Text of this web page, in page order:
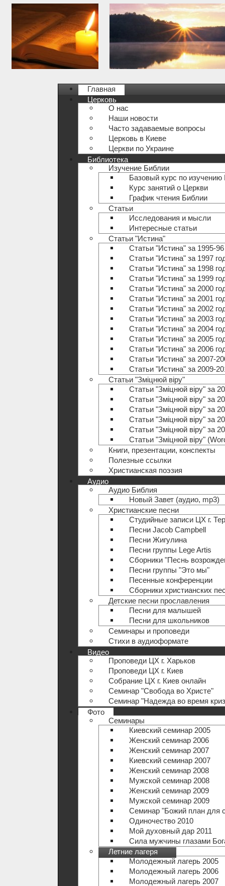
Главная
Церковь
О нас
Наши новости
Часто задаваемые вопросы
Церковь в Киеве
Церкви по Украине
Библиотека
Изучение Библии
Базовый курс по изучению
Курс занятий о Церкви
График чтения Библии
Статьи
Исследования и мысли
Интересные статьи
Статьи "Истина"
Статьи "Истина" за 1995-
Статьи "Истина" за 1997
Статьи "Истина" за 1998
Статьи "Истина" за 1999
Статьи "Истина" за 2000
Статьи "Истина" за 2001
Статьи "Истина" за 2002
Статьи "Истина" за 2003
Статьи "Истина" за 2004
Статьи "Истина" за 2005
Статьи "Истина" за 2006
Статьи "Истина" за 2007-
Статьи "Истина" за 2009-
Статьи "Зміцнюй віру"
Статьи "Зміцнюй віру" за
Статьи "Зміцнюй віру" за
Статьи "Зміцнюй віру" за
Статьи "Зміцнюй віру" за
Статьи "Зміцнюй віру" за
Статьи "Зміцнюй віру"
Книги, презентации, конспекты
Полезные ccылки
Христианская поэзия
Аудио
Аудио Библия
Новый Завет (аудио, mp3)
Христианские песни
Студийные записи ЦХ г.
Песни Jacob Campbell
Песни Жигулина
Песни группы Lege Artis
Сборники "Песнь
Песни группы "Это мы"
Песенные конференции
Сборники христианских
Детские песни прославления
Песни для малышей
Песни для школьников
Семинары и проповеди
Стихи в аудиоформате
Видео
Проповеди ЦХ г. Харьков
Проповеди ЦХ г. Киев
Собрание ЦХ г. Киев онлайн
Семинар "Свобода во Христе"
Семинар "Надежда во время
Фото
Семинары
Киевский семинар 2005
Женский семинар 2006
Женский семинар 2007
Киевский семинар 2007
Женский семинар 2008
Мужской семинар 2008
Женский семинар 2009
Мужской семинар 2009
Семинар "Божий план для
Одиночество 2010
Мой духовный дар 2011
Сила мужчины глазами
Летние лагеря
Молодежный лагерь 2005
Молодежный лагерь 2006
Молодежный лагерь 2007